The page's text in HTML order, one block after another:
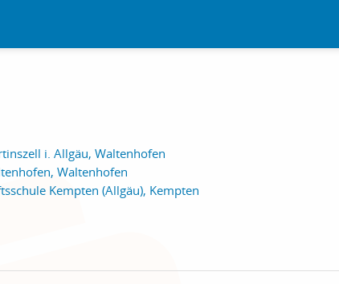
i. Allgäu, Waltenhofen
Waltenhofen
Kempten (Allgäu), Kempten